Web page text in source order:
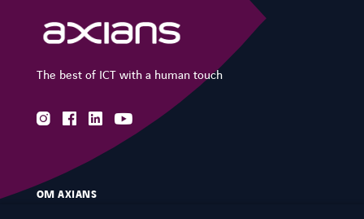
The best of ICT with a human touch
instagramfacebooklinkedinyoutube
OM AXIANS